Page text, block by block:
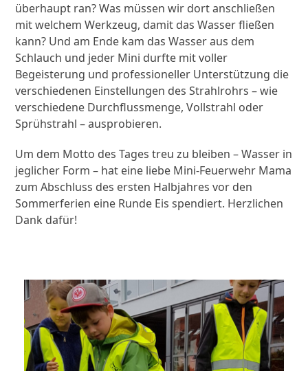
überhaupt ran? Was müssen wir dort anschließen
mit welchem Werkzeug, damit das Wasser fließen
kann? Und am Ende kam das Wasser aus dem
Schlauch und jeder Mini durfte mit voller
Begeisterung und professioneller Unterstützung die
verschiedenen Einstellungen des Strahlrohrs – wie
verschiedene Durchflussmenge, Vollstrahl oder
Sprühstrahl – ausprobieren.
Um dem Motto des Tages treu zu bleiben – Wasser in
jeglicher Form – hat eine liebe Mini-Feuerwehr Mama
zum Abschluss des ersten Halbjahres vor den
Sommerferien eine Runde Eis spendiert. Herzlichen
Dank dafür!